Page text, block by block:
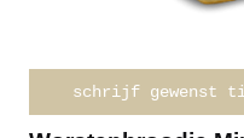
schrijf gewenst